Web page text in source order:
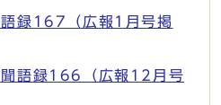
録167（広報1月号掲
語録166（広報12月号